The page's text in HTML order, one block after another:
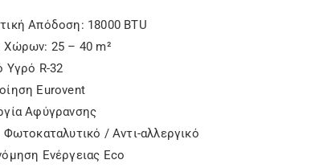
1.209,00 €.
Απόδοση: 18000 BTU
Χώρων: 25 – 40 m²
Υγρό R-32
Eurovent
Αφύγρανσης
Φωτοκαταλυτικό / Αντι-αλλεργικό
Ενέργειας Eco